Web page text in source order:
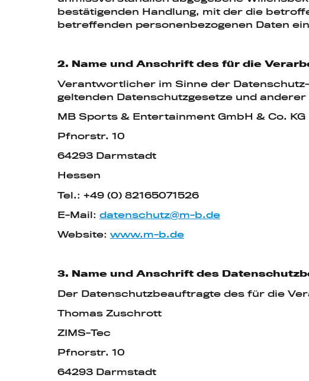
bestätigenden Handlung, mit der die
betreffenden personenbezogenen Daten
2. Name und Anschrift des für die
Verantwortlicher im Sinne der
geltenden Datenschutzgesetze und
MB Sports & Entertainment GmbH & Co. KG
Pfnorstr. 10
64293 Darmstadt
Hessen
Tel.: +49 (0) 82165071526
E-Mail: datenschutz@m-b.de
Website: www.m-b.de
3. Name und Anschrift des
Der Datenschutzbeauftragte des für die
Thomas Zuschrott
ZIMS-Tec
Pfnorstr. 10
64293 Darmstadt